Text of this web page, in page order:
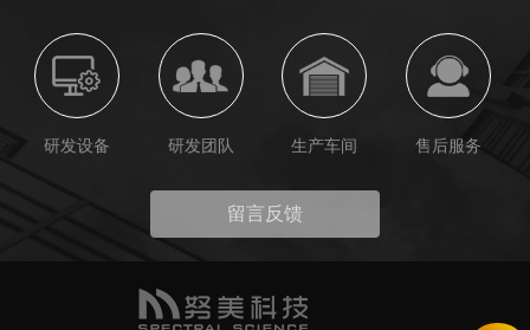
研发设备 研发团队 生产车间 售后服务
留言反馈